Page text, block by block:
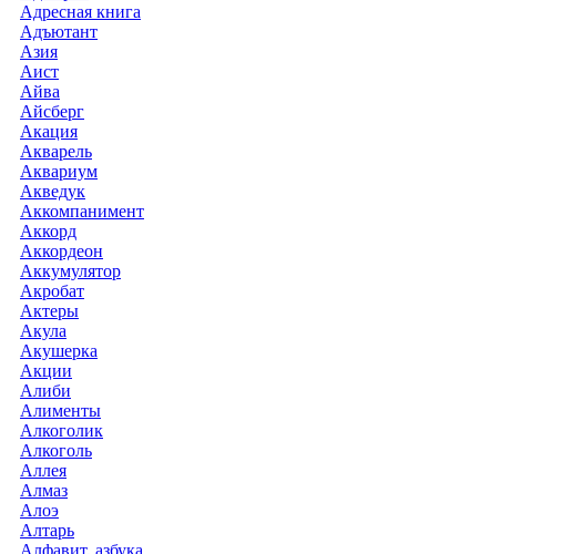
Адресная книга
Адъютант
Азия
Аист
Айва
Айсберг
Акация
Акварель
Аквариум
Акведук
Аккомпанимент
Аккорд
Аккордеон
Аккумулятор
Акробат
Актеры
Акула
Акушерка
Акции
Алиби
Алименты
Алкоголик
Алкоголь
Аллея
Алмаз
Алоэ
Алтарь
Алфавит, азбука